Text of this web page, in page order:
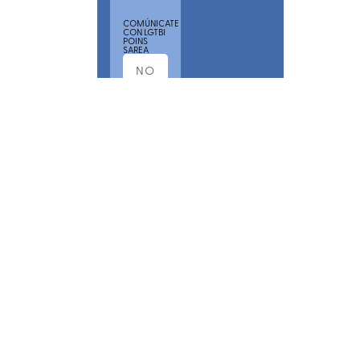
COMÚNICATE
CON LGTBI
POINS
SAREA